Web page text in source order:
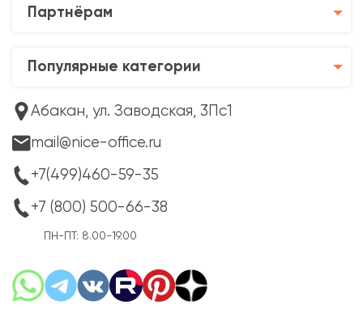
Партнёрам
Популярные категории
Абакан, ул. Заводская, 3Пс1
mail@nice-office.ru
+7(499)460-59-35
+7 (800) 500-66-38
ПН-ПТ: 8.00-19.00